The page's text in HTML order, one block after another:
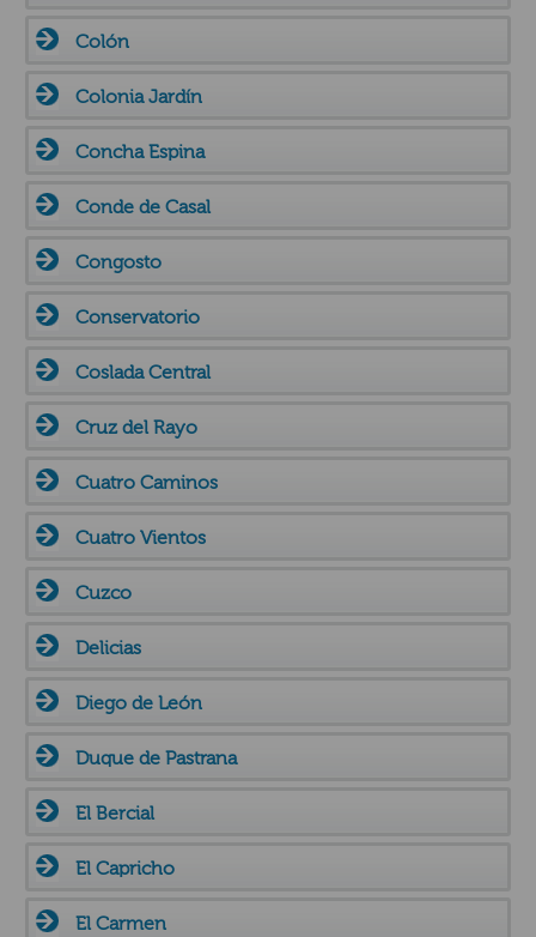
Colón
Colonia Jardín
Concha Espina
Conde de Casal
Congosto
Conservatorio
Coslada Central
Cruz del Rayo
Cuatro Caminos
Cuatro Vientos
Cuzco
Delicias
Diego de León
Duque de Pastrana
El Bercial
El Capricho
El Carmen